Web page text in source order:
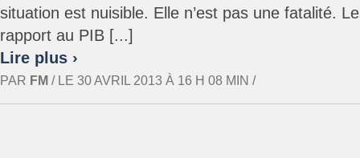
situation est nuisible. Elle n’est pas une fatalité.
rapport au PIB [...]
Lire plus ›
PAR FM / LE 30 AVRIL 2013 À 16 H 08 MIN /